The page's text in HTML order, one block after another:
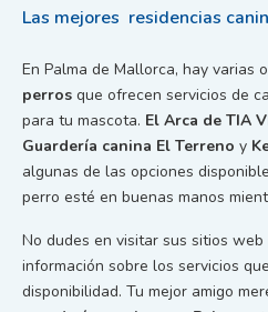
Las mejores residencias
En Palma de Mallorca, hay varias
perros que ofrecen servicios de
para tu mascota. El Arca de TIA
Guardería canina El Terreno y
algunas de las opciones
perro esté en buenas manos
No dudes en visitar sus sitios
información sobre los servicios
disponibilidad. Tu mejor amigo